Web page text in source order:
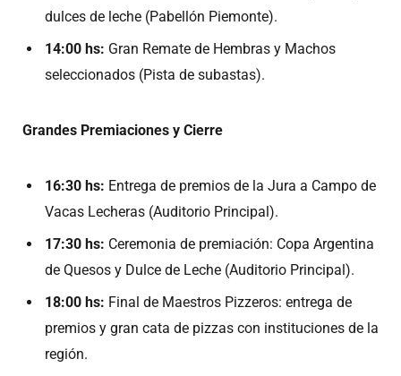
dulces de leche (Pabellón Piemonte).
14:00 hs: Gran Remate de Hembras y Machos
seleccionados (Pista de subastas).
Grandes Premiaciones y Cierre
16:30 hs: Entrega de premios de la Jura a Campo de
Vacas Lecheras (Auditorio Principal).
17:30 hs: Ceremonia de premiación: Copa Argentina
de Quesos y Dulce de Leche (Auditorio Principal).
18:00 hs: Final de Maestros Pizzeros: entrega de
premios y gran cata de pizzas con instituciones de la
región.